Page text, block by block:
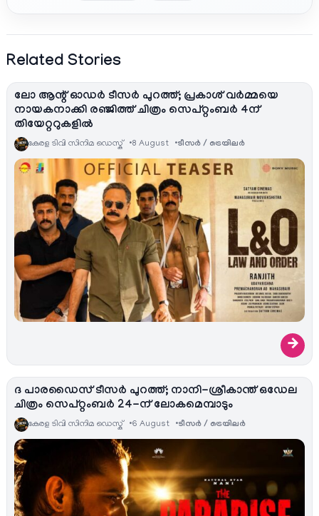
Related Stories
ലോ ആന്റ് ഓഡർ ടീസർ പുറത്ത്; പ്രകാശ് വർമ്മയെ
നായകനാക്കി രഞ്ജിത്ത് ചിത്രം സെപ്റ്റംബർ 4ന്
തിയേറ്ററുകളിൽ
കേരള ടിവി സിനിമ ഡെസ്ക് 8 August ടീസര്‍ / ട്രെയിലര്‍
→
ദ പാരഡൈസ് ടീസർ പുറത്ത്; നാനി-ശ്രീകാന്ത് ഒഡേല
ചിത്രം സെപ്റ്റംബർ 24-ന് ലോകമെമ്പാടും
കേരള ടിവി സിനിമ ഡെസ്ക് 6 August ടീസര്‍ / ട്രെയിലര്‍